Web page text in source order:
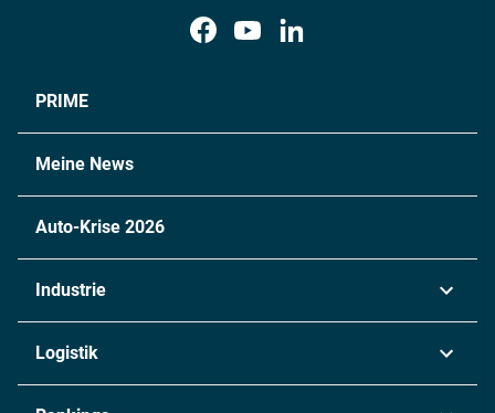
PRIME
Meine News
Auto-Krise 2026
Industrie
Logistik